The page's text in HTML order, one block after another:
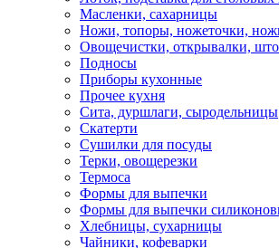
Масленки, сахарницы
Ножи, топоры, ножеточки,
Овощечистки, открывалки,
Подносы
Приборы кухонные
Прочее кухня
Сита, дуршлаги, сыродельницы
Скатерти
Сушилки для посуды
Терки, овощерезки
Термоса
Формы для выпечки
Формы для выпечки
Хлебницы, сухарницы
Чайники, кофеварки